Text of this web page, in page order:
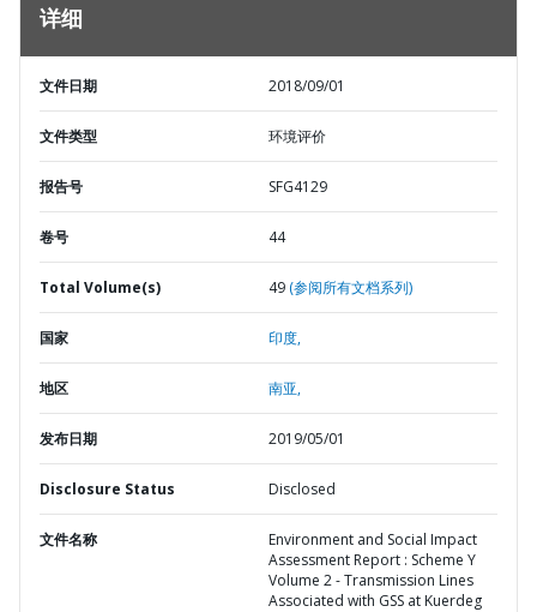
详细
文件日期 2018/09/01
文件类型 环境评价
报告号 SFG4129
卷号 44
Total Volume(s) 49 (参阅所有文档系列)
国家 印度,
地区 南亚,
发布日期 2019/05/01
Disclosure Status Disclosed
文件名称
Environment and Social Impact
Assessment Report : Scheme Y
Volume 2 - Transmission Lines
Associated with GSS at Kuerdeg